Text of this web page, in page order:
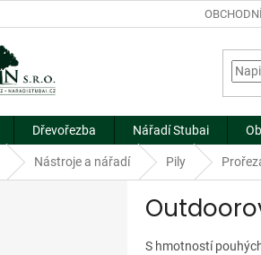
Dřevořezba Nářadí Stubai
Nástroje a nářadí Pily
S hmotností